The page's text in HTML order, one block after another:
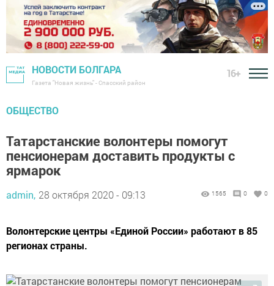
НОВОСТИ БОЛГАРА
Газета "Новая жизнь" - Спасский район
16+
ОБЩЕСТВО
Татарстанские волонтеры помогут
пенсионерам доставить продукты с
ярмарок
admin, 28 октября 2020 - 09:13 1565 0 0
Волонтерские центры «Единой России» работают в 85
регионах страны.